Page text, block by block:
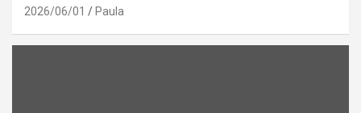
2026/06/01 Paula